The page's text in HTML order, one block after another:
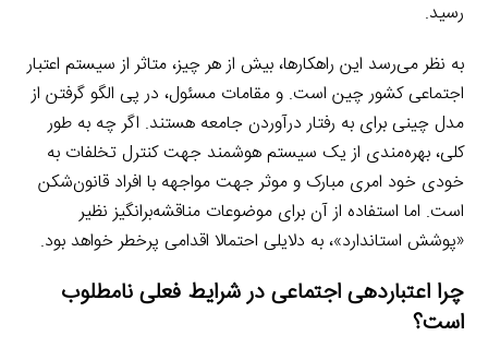
رسید.
به نظر می‌رسد این راهکارها، بیش از هر چیز، متاثر از سیستم اعتبار
اجتماعی کشور چین است. و مقامات مسئول، در پی الگو گرفتن از
مدل چینی برای به رفتار درآوردن جامعه هستند. اگر چه به طور
کلی، بهره‌مندی از یک سیستم هوشمند جهت کنترل تخلفات به
خودی خود امری مبارک و موثر جهت مواجهه با افراد قانون‌شکن
است. اما استفاده از آن برای موضوعات مناقشه‌برانگیز نظیر
«پوشش استاندارد»، به دلایلی احتمالا اقدامی پرخطر خواهد بود.
چرا اعتباردهی اجتماعی در شرایط فعلی نامطلوب
است؟